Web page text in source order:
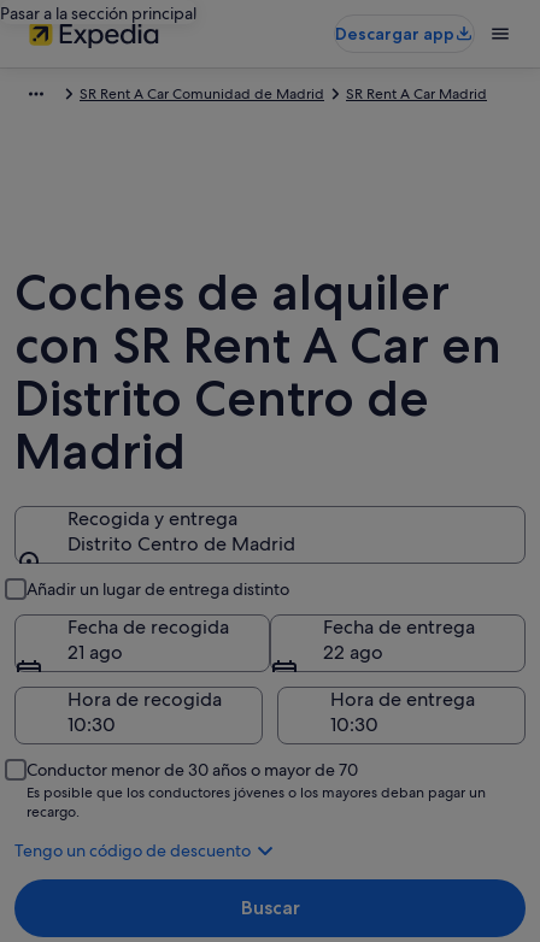
Pasar a la sección principal
Descargar app
SR Rent A Car Comunidad de Madrid SR Rent A Car Madrid
Coches de alquiler
con SR Rent A Car en
Distrito Centro de
Madrid
Recogida y entrega
Distrito Centro de Madrid
Añadir un lugar de entrega distinto
Fecha de recogida
21 ago
Fecha de entrega
22 ago
Hora de recogida
Hora de entrega
Conductor menor de 30 años o mayor de 70
Es posible que los conductores jóvenes o los mayores deban pagar un
recargo.
Tengo un código de descuento
Buscar